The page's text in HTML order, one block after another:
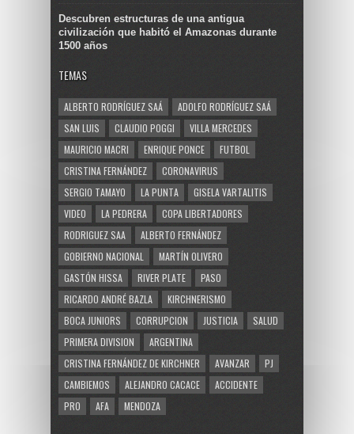
Descubren estructuras de una antigua
civilización que habitó el Amazonas durante
1500 años
TEMAS
ALBERTO RODRÍGUEZ SAÁ
ADOLFO RODRÍGUEZ SAÁ
SAN LUIS
CLAUDIO POGGI
VILLA MERCEDES
MAURICIO MACRI
ENRIQUE PONCE
FUTBOL
CRISTINA FERNÁNDEZ
CORONAVIRUS
SERGIO TAMAYO
LA PUNTA
GISELA VARTALITIS
VIDEO
LA PEDRERA
COPA LIBERTADORES
RODRIGUEZ SAA
ALBERTO FERNÁNDEZ
GOBIERNO NACIONAL
MARTÍN OLIVERO
GASTÓN HISSA
RIVER PLATE
PASO
RICARDO ANDRÉ BAZLA
KIRCHNERISMO
BOCA JUNIORS
CORRUPCION JUSTICIA
SALUD
PRIMERA DIVISION
ARGENTINA
CRISTINA FERNÁNDEZ DE KIRCHNER
AVANZAR
PJ
CAMBIEMOS
ALEJANDRO CACACE
ACCIDENTE
PRO
AFA MENDOZA